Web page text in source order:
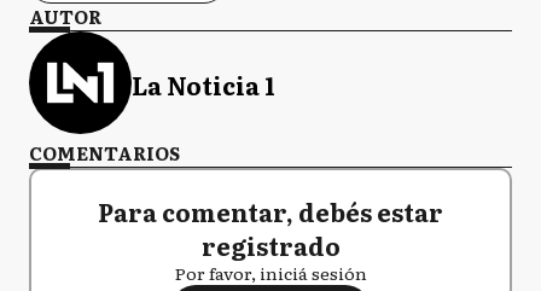
AUTOR
La Noticia 1
COMENTARIOS
Para comentar, debés estar
registrado
Por favor, iniciá sesión